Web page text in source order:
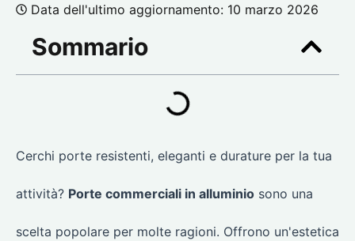
Data dell'ultimo aggiornamento: 10 marzo 2026
Sommario
Cerchi porte resistenti, eleganti e durature per la tua
attività? Porte commerciali in alluminio sono una
scelta popolare per molte ragioni. Offrono un'estetica